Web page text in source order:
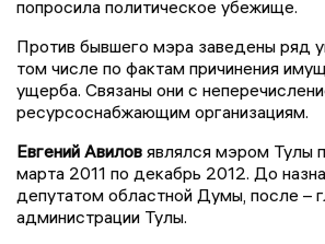
попросила политическое убежище.
Против бывшего мэра заведены ряд
том числе по фактам причинения
ущерба. Связаны они с
ресурсоснабжающим организациям.
Евгений Авилов являлся мэром Тулы
марта 2011 по декабрь 2012. До
депутатом областной Думы, после –
администрации Тулы.